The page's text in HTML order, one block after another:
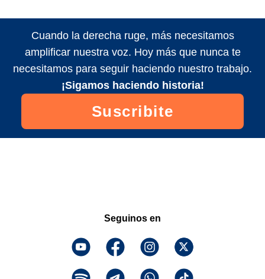
Cuando la derecha ruge, más necesitamos
amplificar nuestra voz. Hoy más que nunca te
necesitamos para seguir haciendo nuestro trabajo.
¡Sigamos haciendo historia!
Suscribite
Seguinos en